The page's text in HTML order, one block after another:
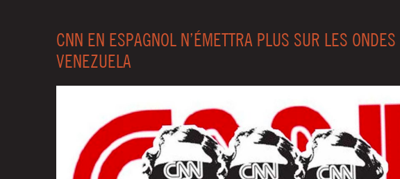
CNN EN ESPAGNOL N’ÉMETTRA PLUS SUR LES
VENEZUELA